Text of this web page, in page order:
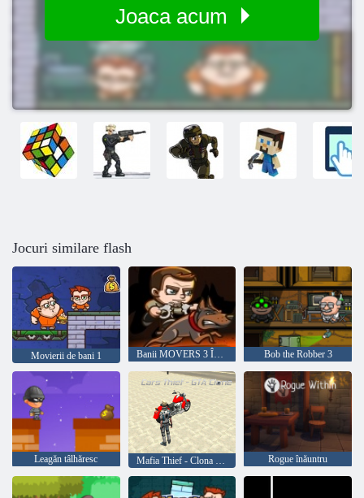
Joaca acum
Jocuri similare flash
Movierii de bani 1 Banii MOVERS 3 ÎNCĂRCARE Bob the Robber 3
Leagăn tâlhăresc Rogue înăuntru